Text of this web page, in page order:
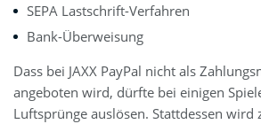
SEPA Lastschrift-Verfahren
Bank-Überweisung
Dass bei JAXX PayPal nicht als
angeboten wird, dürfte bei einigen
Luftsprünge auslösen. Stattdessen wird